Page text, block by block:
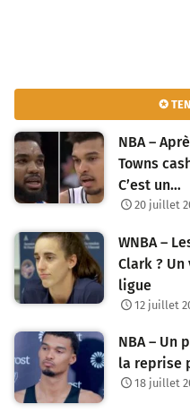
v
i
g
a
i
o
d
e
✪
NBA –
Towns
C’est un…
20 juillet
WNBA –
Clark ?
ligue
12 juillet
NBA – Un
la reprise
18 juillet